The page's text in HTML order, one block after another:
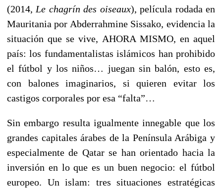
(2014, Le chagrín des oiseaux), película rodada en
Mauritania por Abderrahmine Sissako, evidencia la
situación que se vive, AHORA MISMO, en aquel
país: los fundamentalistas islámicos han prohibido
el fútbol y los niños… juegan sin balón, esto es,
con balones imaginarios, si quieren evitar los
castigos corporales por esa “falta”…
Sin embargo resulta igualmente innegable que los
grandes capitales árabes de la Península Arábiga y
especialmente de Qatar se han orientado hacia la
inversión en lo que es un buen negocio: el fútbol
europeo. Un islam: tres situaciones estratégicas